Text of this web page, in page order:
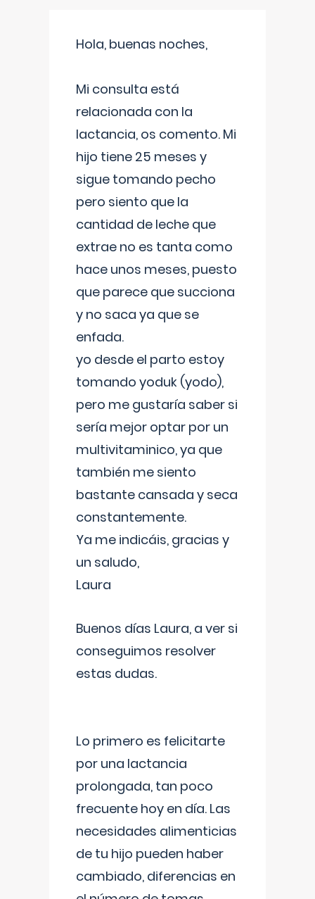
Hola, buenas noches,
Mi consulta está
relacionada con la
lactancia, os comento. Mi
hijo tiene 25 meses y
sigue tomando pecho
pero siento que la
cantidad de leche que
extrae no es tanta como
hace unos meses, puesto
que parece que succiona
y no saca ya que se
enfada.
yo desde el parto estoy
tomando yoduk (yodo),
pero me gustaría saber si
sería mejor optar por un
multivitaminico, ya que
también me siento
bastante cansada y seca
constantemente.
Ya me indicáis, gracias y
un saludo,
Laura
Buenos días Laura, a ver si
conseguimos resolver
estas dudas.
Lo primero es felicitarte
por una lactancia
prolongada, tan poco
frecuente hoy en día. Las
necesidades alimenticias
de tu hijo pueden haber
cambiado, diferencias en